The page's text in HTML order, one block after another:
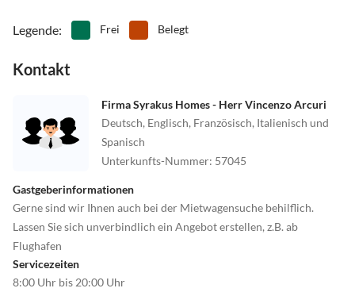
Legende: Frei Belegt
Kontakt
Firma Syrakus Homes - Herr Vincenzo Arcuri
Deutsch, Englisch, Französisch, Italienisch und
Spanisch
Unterkunfts-Nummer: 57045
Gastgeberinformationen
Gerne sind wir Ihnen auch bei der Mietwagensuche behilflich.
Lassen Sie sich unverbindlich ein Angebot erstellen, z.B. ab
Flughafen
Servicezeiten
8:00 Uhr bis 20:00 Uhr